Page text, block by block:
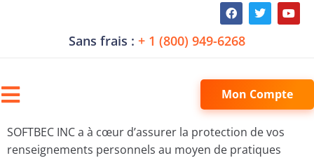
Sans frais : + 1 (800) 949-6268
Mon Compte
SOFTBEC INC a à cœur d’assurer la protection de vos
renseignements personnels au moyen de pratiques